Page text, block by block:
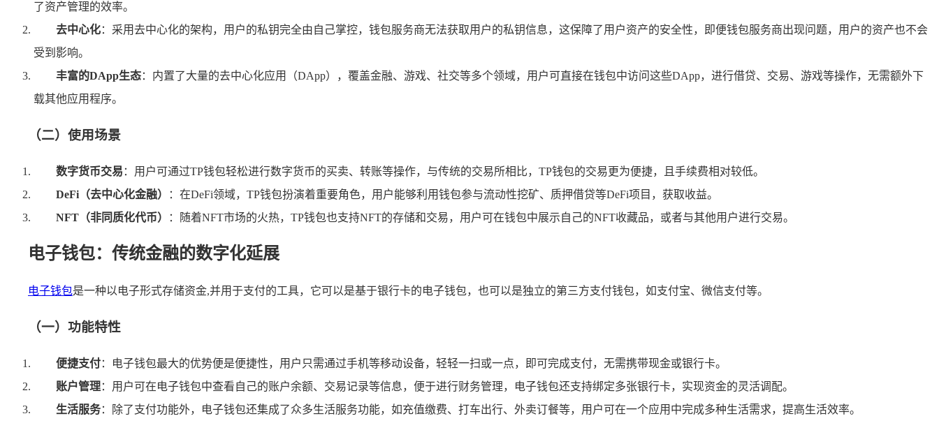
了资产管理的效率。
去中心化：采用去中心化的架构，用户的私钥完全由自己掌控，钱包服务商无法获取用户的私钥信息，这保障了用户资产的安全性，即便钱包服务商出现问题，用户的资产也不会
受到影响。
丰富的DApp生态：内置了大量的去中心化应用（DApp），覆盖金融、游戏、社交等多个领域，用户可直接在钱包中访问这些DApp，进行借贷、交易、游戏等操作，无需额外下
载其他应用程序。
（二）使用场景
数字货币交易 ：用户可通过TP钱包轻松进行数字货币的买卖、转账等操作，与传统的交易所相比，TP钱包的交易更为便捷，且手续费相对较低。
DeFi（去中心化金融）
：在DeFi领域，TP钱包扮演着重要角色，用户能够利用钱包参与流动性挖矿、质押借贷等DeFi项目，获取收益。
NFT（非同质化代币）
：随着NFT市场的火热，TP钱包也支持NFT的存储和交易，用户可在钱包中展示自己的NFT收藏品，或者与其他用户进行交易。
电子钱包：传统金融的数字化延展
电子钱包是一种以电子形式存储资金,并用于支付的工具，它可以是基于银行卡的电子钱包，也可以是独立的第三方支付钱包，如支付宝、微信支付等。
（一）功能特性
便捷支付：电子钱包最大的优势便是便捷性，用户只需通过手机等移动设备，轻轻一扫或一点，即可完成支付，无需携带现金或银行卡。
账户管理：用户可在电子钱包中查看自己的账户余额、交易记录等信息，便于进行财务管理，电子钱包还支持绑定多张银行卡，实现资金的灵活调配。
生活服务：除了支付功能外，电子钱包还集成了众多生活服务功能，如充值缴费、打车出行、外卖订餐等，用户可在一个应用中完成多种生活需求，提高生活效率。